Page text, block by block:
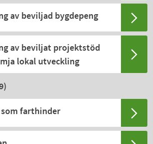
av beviljad bygdepeng
av beviljat projektstöd
lokal utveckling
)
farthinder